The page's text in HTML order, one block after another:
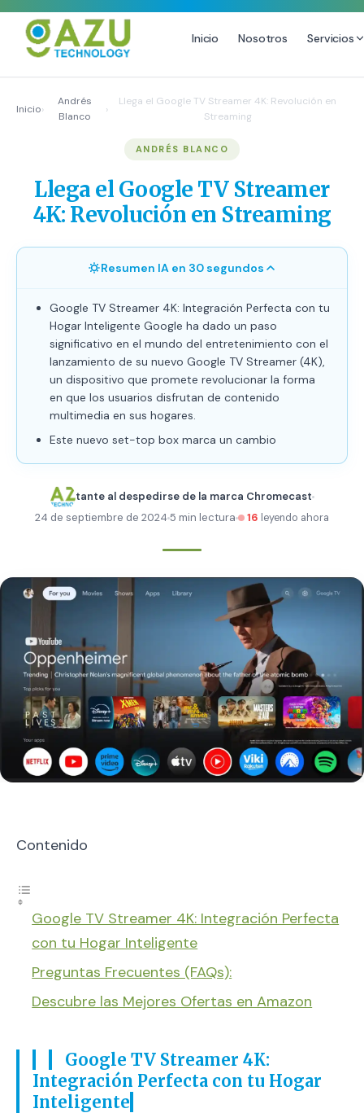
Inicio Nosotros Servicios
Email Marketing y SMS
Growth Youtube ↗
Producción de Videos
Inicio›
Andrés
Blanco
›
Llega el Google TV Streamer 4K: Revolución en
Streaming
ANDRÉS BLANCO
Llega el Google TV Streamer
4K: Revolución en Streaming
Resumen IA en 30 segundos
Google TV Streamer 4K: Integración Perfecta con tu
Hogar Inteligente Google ha dado un paso
significativo en el mundo del entretenimiento con el
lanzamiento de su nuevo Google TV Streamer (4K),
un dispositivo que promete revolucionar la forma
en que los usuarios disfrutan de contenido
multimedia en sus hogares.
Este nuevo set-top box marca un cambio
tante al despedirse de la marca Chromecast
24 de septiembre de 2024 5 min lectura 16 leyendo ahora
Contenido
Google TV Streamer 4K: Integración Perfecta
con tu Hogar Inteligente
Preguntas Frecuentes (FAQs):
Descubre las Mejores Ofertas en Amazon
Google TV Streamer 4K:
Integración Perfecta con tu Hogar
Inteligente